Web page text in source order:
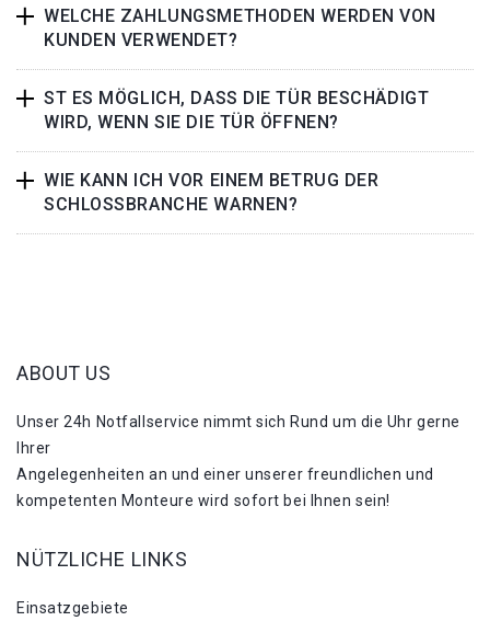
WELCHE ZAHLUNGSMETHODEN WERDEN VON
KUNDEN VERWENDET?
ST ES MÖGLICH, DASS DIE TÜR BESCHÄDIGT
WIRD, WENN SIE DIE TÜR ÖFFNEN?
WIE KANN ICH VOR EINEM BETRUG DER
SCHLOSSBRANCHE WARNEN?
ABOUT US
Unser 24h Notfallservice nimmt sich Rund um die Uhr gerne
Ihrer
Angelegenheiten an und einer unserer freundlichen und
kompetenten Monteure wird sofort bei Ihnen sein!
NÜTZLICHE LINKS
Einsatzgebiete